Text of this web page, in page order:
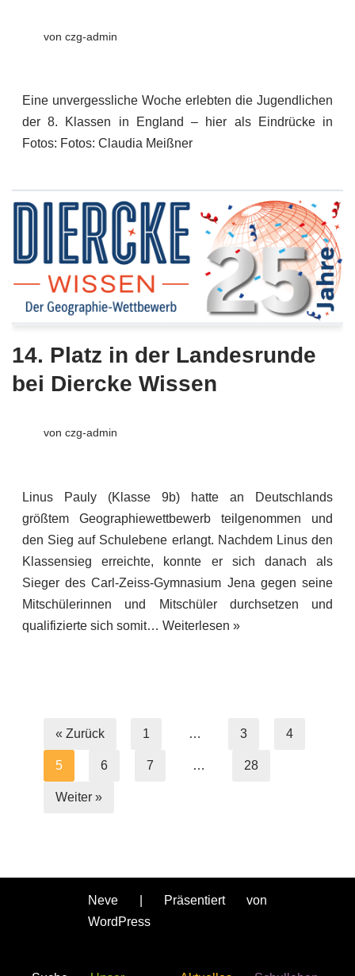
von czg-admin
Eine unvergessliche Woche erlebten die Jugendlichen
der 8. Klassen in England – hier als Eindrücke in
Fotos: Fotos: Claudia Meißner
14. Platz in der Landesrunde
bei Diercke Wissen
von czg-admin
Linus Pauly (Klasse 9b) hatte an Deutschlands
größtem Geographiewettbewerb teilgenommen und
den Sieg auf Schulebene erlangt. Nachdem Linus den
Klassensieg erreichte, konnte er sich danach als
Sieger des Carl-Zeiss-Gymnasium Jena gegen seine
Mitschülerinnen und Mitschüler durchsetzen und
qualifizierte sich somit… Weiterlesen »
« Zurück 1 … 3 4
5 6 7 … 28
Weiter »
Neve | Präsentiert von
WordPress